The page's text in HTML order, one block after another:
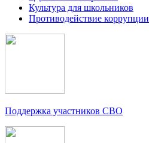
Культура для школьников
Противодействие коррупции
Поддержка участников СВО